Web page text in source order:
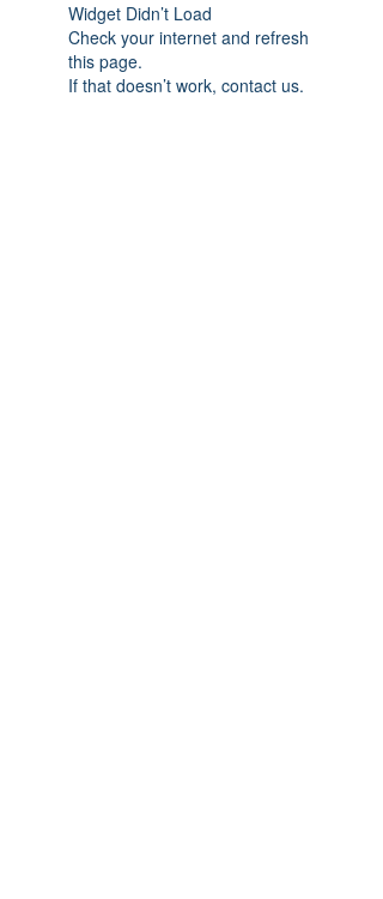
Widget Didn’t Load
Check your internet and refresh
this page.
If that doesn’t work, contact us.